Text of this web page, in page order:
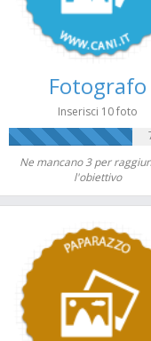
Fotografo
Inserisci 10 foto
Ne mancano 3 per
l'obiettivo